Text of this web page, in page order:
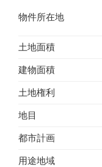
物件所在地
土地面積
建物面積
土地権利
地目
都市計画
用途地域